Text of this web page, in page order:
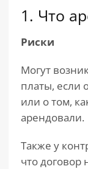
1. Что
Риски
Могут
платы, если
или о том,
арендовали.
Также у
что договор